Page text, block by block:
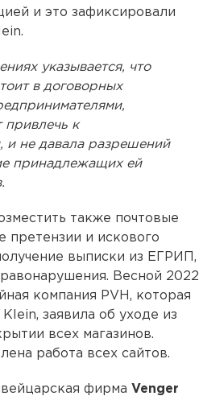
и это зафиксировали
указывается, что
в договорных
привлечь к
и не давала разрешений
принадлежащих ей
также почтовые
претензии и искового
выписки из ЕГРИП,
Весной 2022
компания PVH, которая
заявила об уходе из
всех магазинов.
работа всех сайтов.
фирма Venger